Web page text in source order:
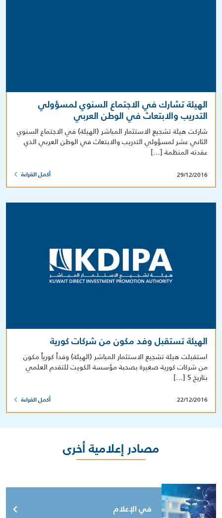
الهيئة تشارك في الاجتماع السنوي لمسؤولي
التدريب والابتعاث في الوطن العربي
شاركت هيئة تشجيع الاستثمار المباشر (الهيئة) في الاجتماع السنوي
الثاني عشر لمسؤولي التدريب والابتعاث في الوطن العربي الذي
عقدته المنظمة […]
29/12/2016 أكمل القراءة
الهيئة تستقبل وفد مكون من شركات كورية
استقبلت هيئة تشجيع الاستثمار المباشر (الهيئة) وفداً كورياً مكون
من شركات كورية صغيرة بصحبة مؤسسة الكويت للتقدم العلمي
بتاريخ 5 […]
22/12/2016 أكمل القراءة
مصادر إعلامية أخرى
في الإعلام